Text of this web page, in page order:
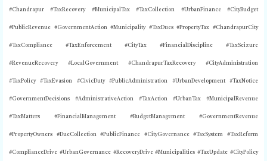
#Chandrapur #TaxRecovery #MunicipalTax #TaxCollection #UrbanFinance #CityBudget
#PublicRevenue #GovernmentAction #Municipality #TaxDues #PropertyTax #ChandrapurCity
#TaxCompliance #TaxEnforcement #CityTax #FinancialDiscipline #TaxSeizure
#RevenueRecovery #LocalGovernment #ChandrapurTaxRecovery#CityAdministration
#TaxPolicy #TaxEvasion #CivicDuty #PublicAdministration #UrbanDevelopment #TaxNotice
#GovernmentDecisions #AdministrativeAction #TaxAction #UrbanTax #MunicipalRevenue
#TaxMatters #FinancialManagement #BudgetManagement #GovernmentRevenue
#PropertyOwners #DueCollection #PublicFinance #CityGovernance #TaxSystem #TaxReform
#ComplianceDrive #UrbanGovernance #RecoveryDrive #Municipalities #TaxUpdate #CityPolicy